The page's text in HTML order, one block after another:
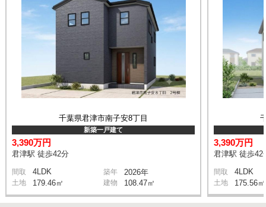
千葉県君津市南子安8丁目
新築一戸建て
3,390万円
君津駅 徒歩42分
間取 4LDK 築年 2026年
土地 179.46㎡ 建物 108.47㎡
3,390万円
君津駅 徒歩42
間取 4LDK
土地 175.56㎡